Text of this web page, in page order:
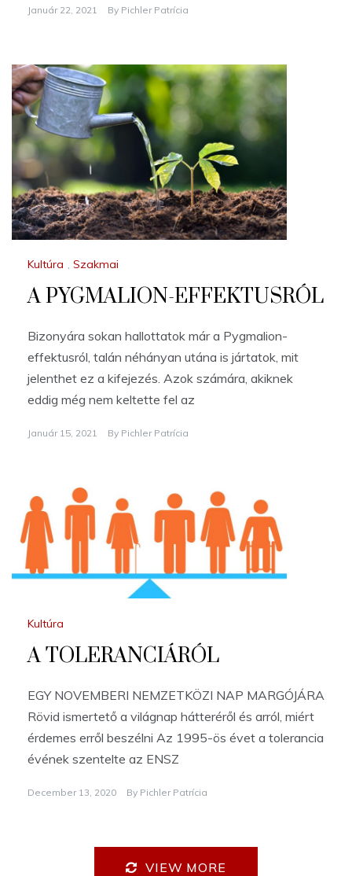
Január 22, 2021 By Pichler Patrícia
Kultúra , Szakmai
A PYGMALION-EFFEKTUSRÓL
Bizonyára sokan hallottatok már a Pygmalion-
effektusról, talán néhányan utána is jártatok, mit
jelenthet ez a kifejezés. Azok számára, akiknek
eddig még nem keltette fel az
Január 15, 2021 By Pichler Patrícia
Kultúra
A TOLERANCIÁRÓL
EGY NOVEMBERI NEMZETKÖZI NAP MARGÓJÁRA
Rövid ismertető a világnap hátteréről és arról, miért
érdemes erről beszélni Az 1995-ös évet a tolerancia
évének szentelte az ENSZ
December 13, 2020 By Pichler Patrícia
VIEW MORE